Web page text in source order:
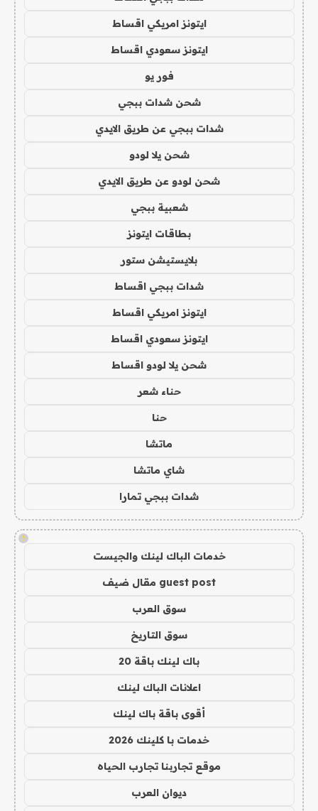
ايتونز امريكي اقساط
ايتونز سعودي اقساط
فور يو
شحن شدات ببجي
شدات ببجي عن طريق الايدي
شحن يلا لودو
شحن لودو عن طريق الايدي
شعبية ببجي
بطاقات ايتونز
بلايستيشن ستور
شدات ببجي اقساط
ايتونز امريكي اقساط
ايتونز سعودي اقساط
شحن يلا لودو اقساط
حناء شعر
حنا
ماتشا
شاي ماتشا
شدات ببجي تمارا
!
خدمات الباك لينك والجيست
guest post مقال ضيف
سوق العرب
سوق التاريخ
باك لينك باقة 20
اعلانات الباك لينك
أقوى باقة باك لينك
خدمات با كلينك 2026
موقع تجاربنا تجارب الحياه
ديوان العرب